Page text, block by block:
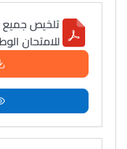
تلخيص جميع
للامتحان